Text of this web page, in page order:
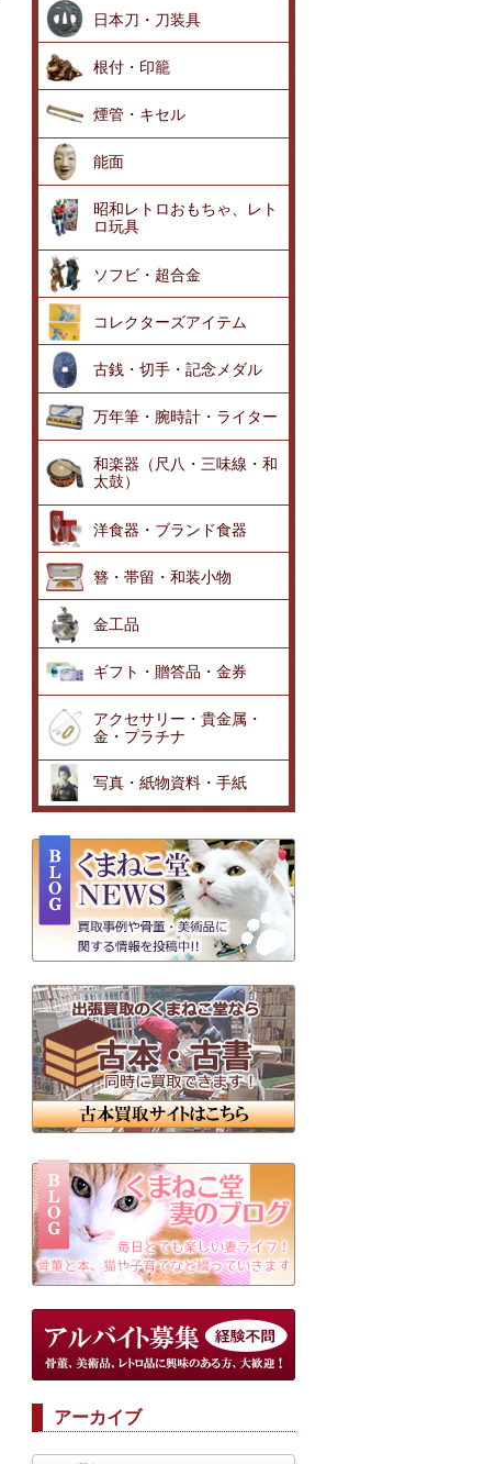
日本刀・刀装具
根付・印籠
煙管・キセル
能面
昭和レトロおもちゃ、レト
ロ玩具
ソフビ・超合金
コレクターズアイテム
古銭・切手・記念メダル
万年筆・腕時計・ライター
和楽器（尺八・三味線・和
太鼓）
洋食器・ブランド食器
簪・帯留・和装小物
金工品
ギフト・贈答品・金券
アクセサリー・貴金属・
金・プラチナ
写真・紙物資料・手紙
アーカイブ